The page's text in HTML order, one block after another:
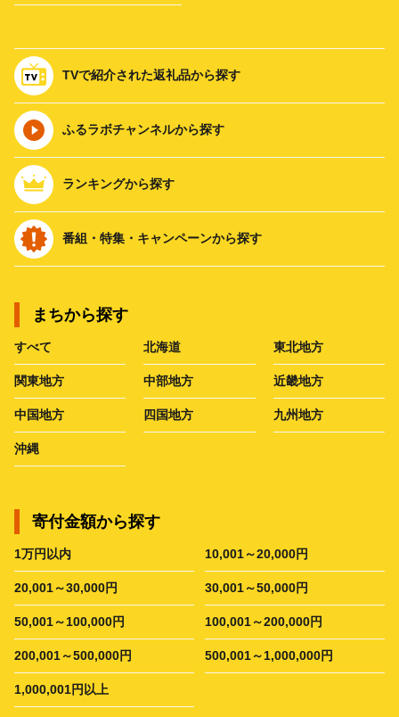
TVで紹介された返礼品から探す
ふるラボチャンネルから探す
ランキングから探す
番組・特集・キャンペーンから探す
まちから探す
すべて 北海道 東北地方
関東地方 中部地方 近畿地方
中国地方 四国地方 九州地方
沖縄
寄付金額から探す
1万円以内 10,001～20,000円
20,001～30,000円 30,001～50,000円
50,001～100,000円 100,001～200,000円
200,001～500,000円 500,001～1,000,000円
1,000,001円以上